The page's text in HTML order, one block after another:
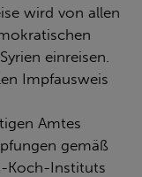
wird von allen
einreisen.
Impfausweis
Amtes
gemäß
Koch-Instituts